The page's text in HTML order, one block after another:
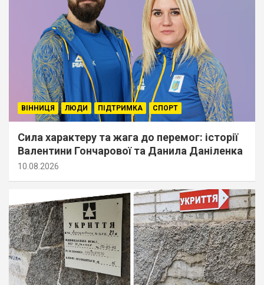
ВІННИЦЯ ЛЮДИ ПІДТРИМКА СПОРТ
Сила характеру та жага до перемог: історії
Валентини Гончарової та Данила Даніленка
10.08.2026